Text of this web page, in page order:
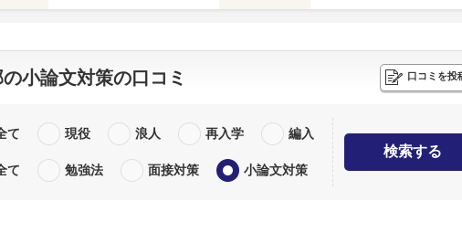
小論文対策の口コミ 口コミを投
て 現役 浪人 再入学 編入
て 勉強法 面接対策 小論文対策
検索する